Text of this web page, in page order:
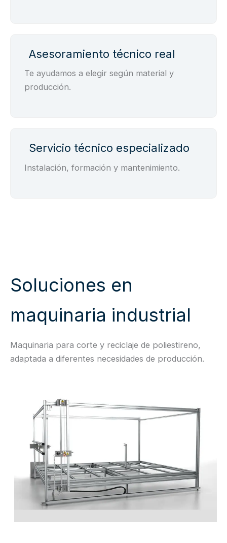
Asesoramiento técnico real
Te ayudamos a elegir según material y
producción.
Servicio técnico especializado
Instalación, formación y mantenimiento.
Soluciones en
maquinaria industrial
Maquinaria para corte y reciclaje de poliestireno,
adaptada a diferentes necesidades de producción.